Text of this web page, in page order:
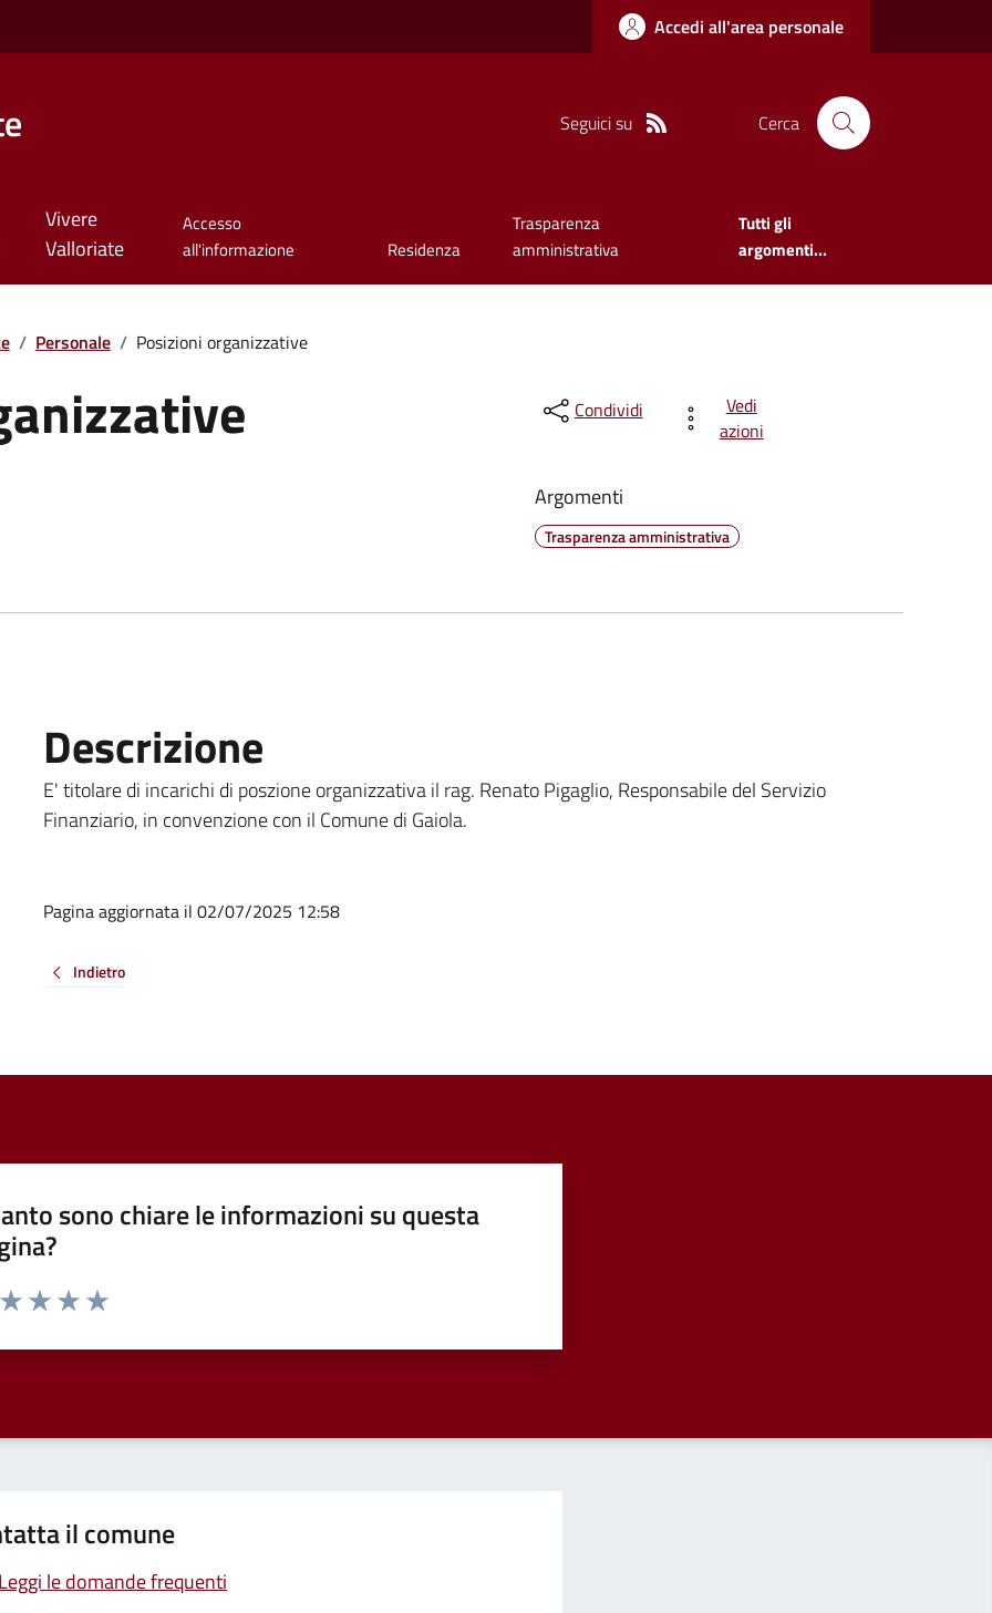
Accedi all'area personale
Seguici su Cerca
Vivere
Valloriate
Accesso
all'informazione
Residenza
Trasparenza
amministrativa
Tutti gli
argomenti...
/ Personale / Posizioni organizzative
Condividi
Vedi
azioni
Argomenti
Trasparenza amministrativa
Descrizione
E' titolare di incarichi di poszione organizzativa il rag. Renato Pigaglio, Responsabile del Servizio
Finanziario, in convenzione con il Comune di Gaiola.
Pagina aggiornata il 02/07/2025 12:58
Indietro
sono chiare le informazioni su questa
da 1 a 5 stelle la pagina
il comune
Leggi le domande frequenti